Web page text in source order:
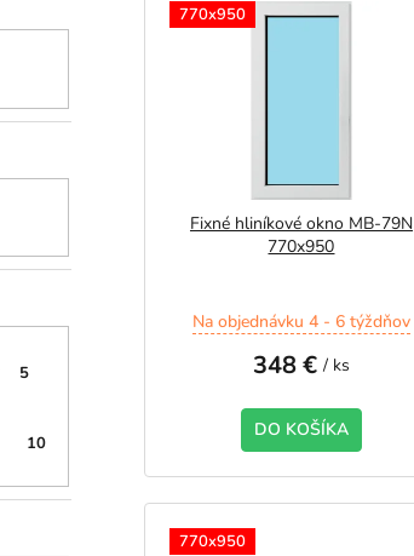
5
10
770x950
Fixné hliníkové okno MB-79N
770x950
Na objednávku 4 - 6 týždňov
348 € / ks
DO KOŠÍKA
770x950